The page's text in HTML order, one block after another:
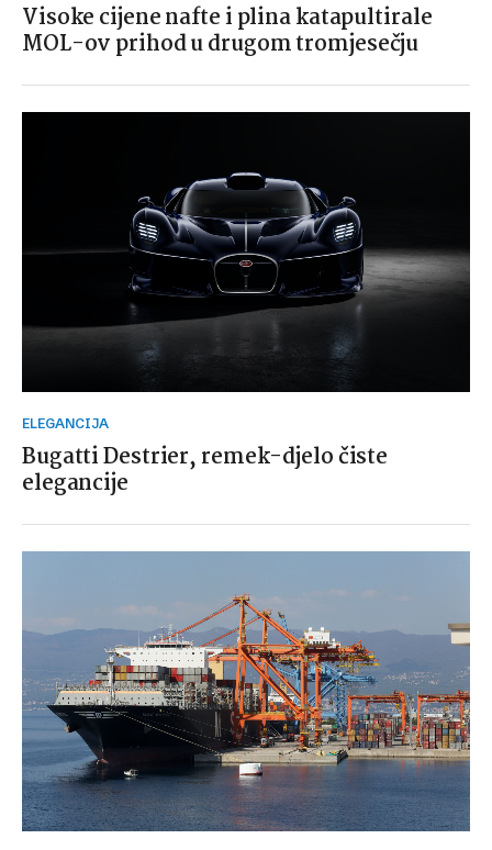
Visoke cijene nafte i plina katapultirale
MOL-ov prihod u drugom tromjesečju
ELEGANCIJA
Bugatti Destrier, remek-djelo čiste
elegancije